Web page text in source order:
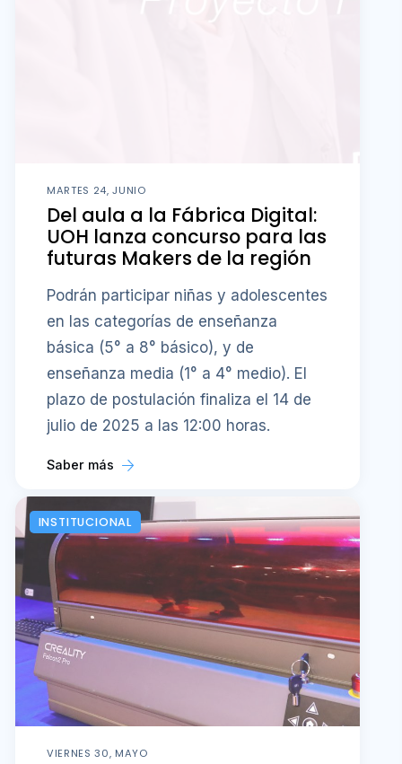
MARTES 24, JUNIO
Del aula a la Fábrica Digital:
UOH lanza concurso para las
futuras Makers de la región
Podrán participar niñas y adolescentes
en las categorías de enseñanza
básica (5° a 8° básico), y de
enseñanza media (1° a 4° medio). El
plazo de postulación finaliza el 14 de
julio de 2025 a las 12:00 horas.
Saber más
INSTITUCIONAL
VIERNES 30, MAYO